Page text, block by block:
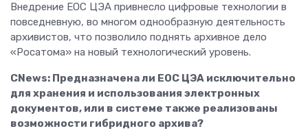
Внедрение ЕОС ЦЭА привнесло цифровые технологии в
повседневную, во многом однообразную деятельность
архивистов, что позволило поднять архивное дело
«Росатома» на новый технологический уровень.
CNews: Предназначена ли ЕОС ЦЭА исключительно
для хранения и использования электронных
документов, или в системе также реализованы
возможности гибридного архива?